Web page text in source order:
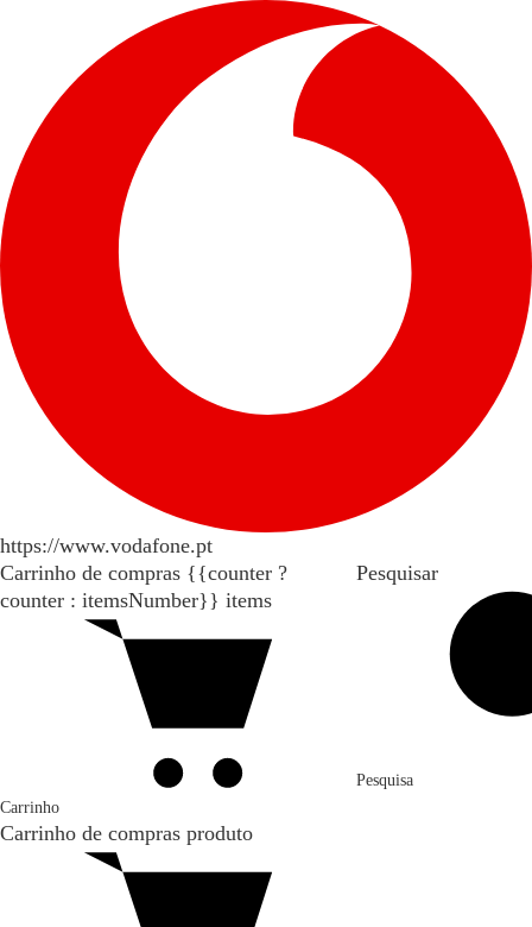
https://www.vodafone.pt
Carrinho de compras {{counter ?
counter : itemsNumber}} items
Carrinho
Carrinho de compras produto
Pesquisar
Pesquisa